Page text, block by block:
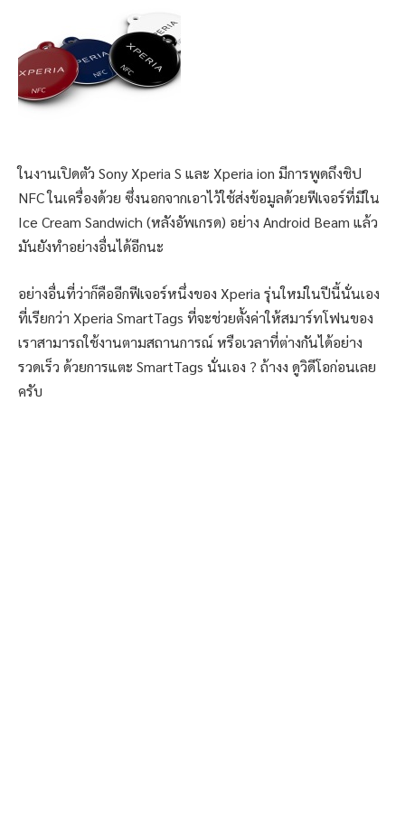
ในงานเปิดตัว Sony Xperia S และ Xperia ion มีการพูดถึงชิป
NFC ในเครื่องด้วย ซึ่งนอกจากเอาไว้ใช้ส่งข้อมูลด้วยฟีเจอร์ที่มีใน
Ice Cream Sandwich (หลังอัพเกรด) อย่าง Android Beam แล้ว
มันยังทำอย่างอื่นได้อีกนะ
อย่างอื่นที่ว่าก็คืออีกฟีเจอร์หนึ่งของ Xperia รุ่นใหม่ในปีนี้นั่นเอง
ที่เรียกว่า Xperia SmartTags ที่จะช่วยตั้งค่าให้สมาร์ทโฟนของ
เราสามารถใช้งานตามสถานการณ์ หรือเวลาที่ต่างกันได้อย่าง
รวดเร็ว ด้วยการแตะ SmartTags นั่นเอง ? ถ้างง ดูวิดีโอก่อนเลย
ครับ